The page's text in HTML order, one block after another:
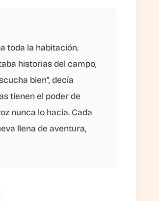
toda la habitación.
historias del campo,
bien", decía
tienen el poder de
nunca lo hacía. Cada
llena de aventura,